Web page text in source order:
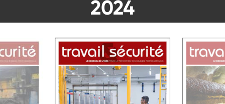
2024